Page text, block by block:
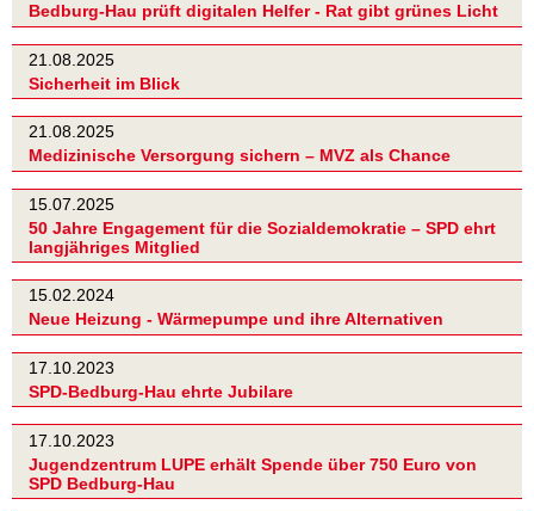
Bedburg-Hau prüft digitalen Helfer - Rat gibt grünes Licht
21.08.2025
Sicherheit im Blick
21.08.2025
Medizinische Versorgung sichern – MVZ als Chance
15.07.2025
50 Jahre Engagement für die Sozialdemokratie – SPD ehrt
langjähriges Mitglied
15.02.2024
Neue Heizung - Wärmepumpe und ihre Alternativen
17.10.2023
SPD-Bedburg-Hau ehrte Jubilare
17.10.2023
Jugendzentrum LUPE erhält Spende über 750 Euro von
SPD Bedburg-Hau